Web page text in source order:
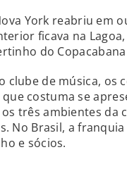
York reabriu em
ficava na
do Copacabana
de música, os
costuma se
três ambientes da
No Brasil, a
e sócios.